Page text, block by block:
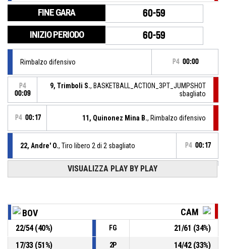
FINE GARA 60-59
INIZIO PERIODO 60-59
Rimbalzo difensivo P4 00:00
P4
00:09
9, Trimboli S., BASKETBALL_ACTION_3PT_JUMPSHOT
sbagliato
P4 00:17 11, Quinonez Mina B., Rimbalzo difensivo
22, Andre' O., Tiro libero 2 di 2 sbagliato P4 00:17
, Tiro libero 1 di 2 sbagliato
Timeout Pieno
22, Andre' O. P4 00:17
VISUALIZZA PLAY BY PLAY
BOV CAM
22/54(40%) FG 21/61 (34%)
17/33(51%) 2P 14/42(33%)